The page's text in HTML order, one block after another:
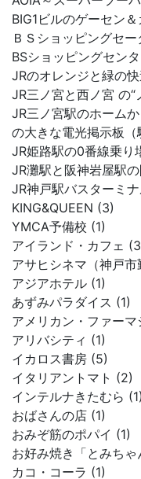
BIG1ビルのゲーセン
ＢＳショッピングセー
BSショッピングセン
JRのオレンジと緑の
JR三ノ宮と西ノ宮 の“
JR三ノ宮駅のホーム
の大きな電光掲示板
JR姫路駅の0番線乗り
JR灘駅と阪神岩屋駅
JR神戸駅バスターミ
KING&QUEEN (3)
YMCA予備校 (1)
アイランド・カフェ
アサヒシネマ（神戸
アジアホテル (1)
あずみパラダイス (1)
アメリカン・ファー
アリバシティ (1)
イカロス書房 (5)
イタリアントマト (2)
インテルナきたむら (1)
おばさんの店 (1)
おみぞ筋のポパイ (1)
お好み焼き「とみち
カコ・コーラ (1)